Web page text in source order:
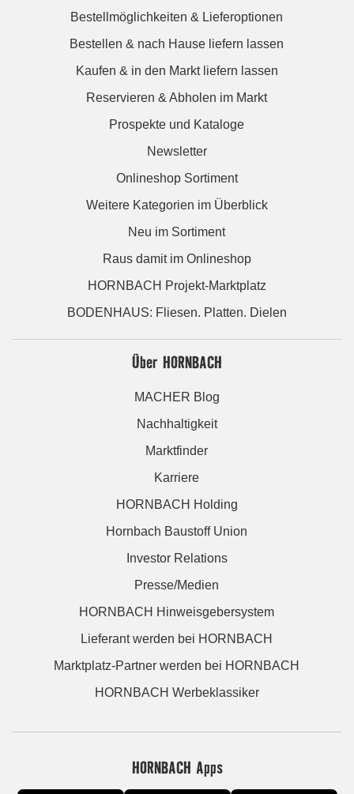
Bestellmöglichkeiten & Lieferoptionen
Bestellen & nach Hause liefern lassen
Kaufen & in den Markt liefern lassen
Reservieren & Abholen im Markt
Prospekte und Kataloge
Newsletter
Onlineshop Sortiment
Weitere Kategorien im Überblick
Neu im Sortiment
Raus damit im Onlineshop
HORNBACH Projekt-Marktplatz
BODENHAUS: Fliesen. Platten. Dielen
Über HORNBACH
MACHER Blog
Nachhaltigkeit
Marktfinder
Karriere
HORNBACH Holding
Hornbach Baustoff Union
Investor Relations
Presse/Medien
HORNBACH Hinweisgebersystem
Lieferant werden bei HORNBACH
Marktplatz-Partner werden bei HORNBACH
HORNBACH Werbeklassiker
HORNBACH Apps